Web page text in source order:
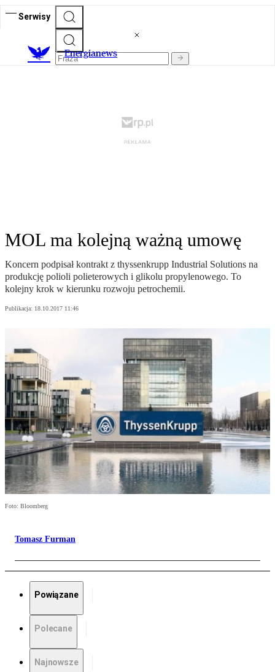
Serwisy
Energianews
MOL ma kolejną ważną umowę
Koncern podpisał kontrakt z thyssenkrupp Industrial Solutions na
produkcję polioli polieterowych i glikolu propylenowego. To
kolejny krok w kierunku rozwoju petrochemii.
Publikacja: 18.10.2017 11:46
Foto: Bloomberg
Tomasz Furman
Powiązane
Polecane
Najnowsze